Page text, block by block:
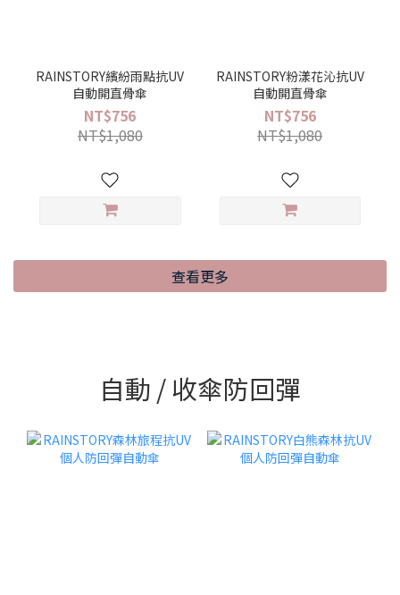
RAINSTORY繽紛雨點抗UV
自動開直骨傘
NT$756
NT$1,080
RAINSTORY粉漾花沁抗UV
自動開直骨傘
NT$756
NT$1,080
查看更多
自動 / 收傘防回彈